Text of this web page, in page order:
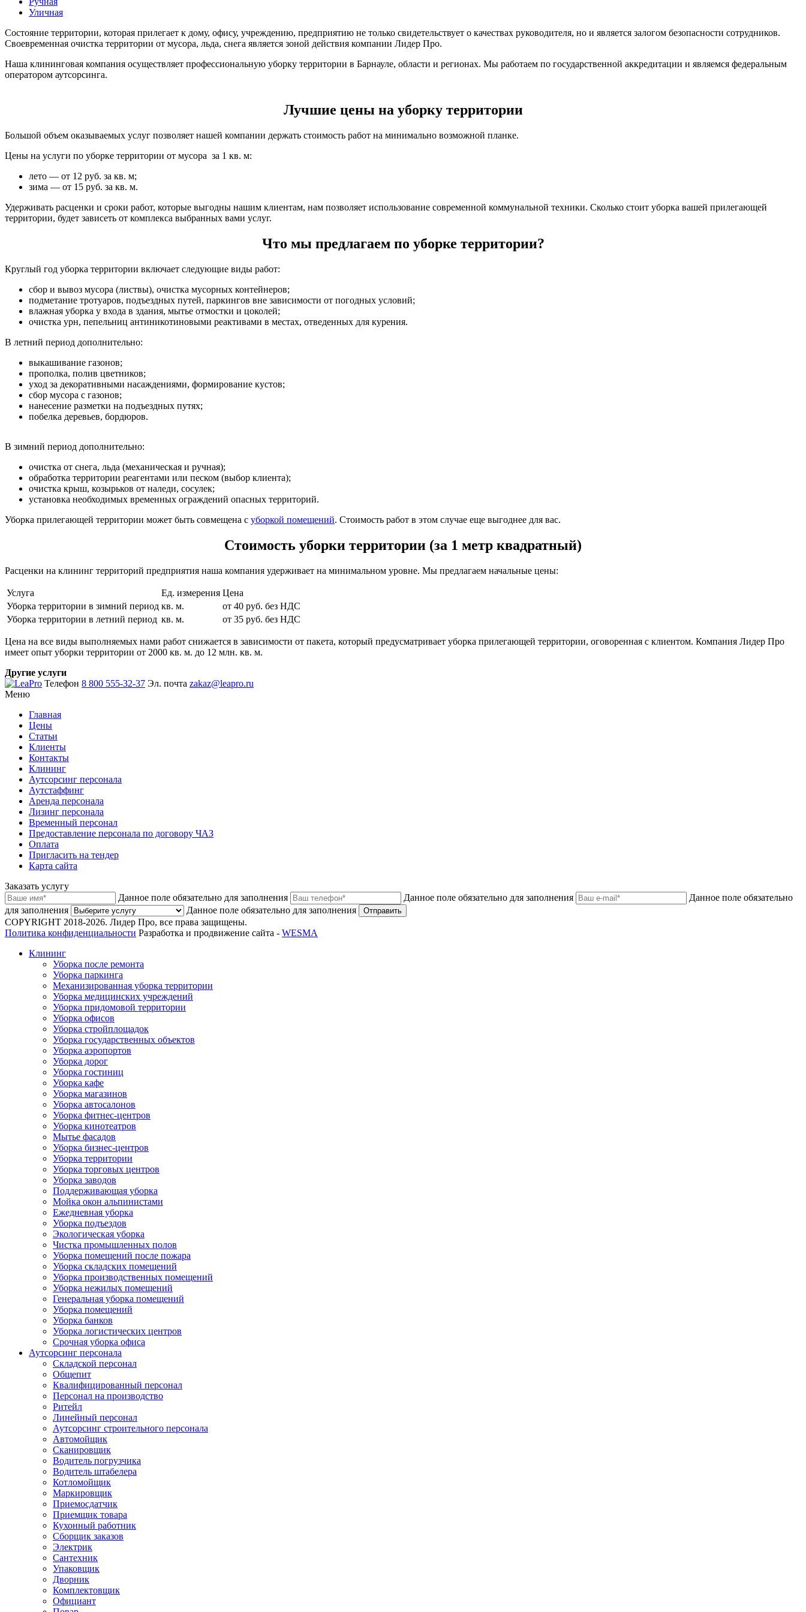
Уличная
Состояние территории, которая прилегает к дому, офису, учреждению, предприятию не только свидетельствует о качествах руководителя, но и является залогом безопасности сотрудников.
Своевременная очистка территории от мусора, льда, снега является зоной действия компании Лидер Про.
Наша клининговая компания осуществляет профессиональную уборку территории в Барнауле, области и регионах. Мы работаем по государственной аккредитации и являемся федеральным
оператором аутсорсинга.
Лучшие цены на уборку территории
Большой объем оказываемых услуг позволяет нашей компании держать стоимость работ на минимально возможной планке.
Цены на услуги по уборке территории от мусора за 1 кв. м:
лето — от 12 руб. за кв. м;
зима — от 15 руб. за кв. м.
Удерживать расценки и сроки работ, которые выгодны нашим клиентам, нам позволяет использование современной коммунальной техники. Сколько стоит уборка вашей прилегающей
территории, будет зависеть от комплекса выбранных вами услуг.
Что мы предлагаем по уборке территории?
Круглый год уборка территории включает следующие виды работ:
сбор и вывоз мусора (листвы), очистка мусорных контейнеров;
подметание тротуаров, подъездных путей, паркингов вне зависимости от погодных условий;
влажная уборка у входа в здания, мытье отмостки и цоколей;
очистка урн, пепельниц антиникотиновыми реактивами в местах, отведенных для курения.
В летний период дополнительно:
выкашивание газонов;
прополка, полив цветников;
уход за декоративными насаждениями, формирование кустов;
сбор мусора с газонов;
нанесение разметки на подъездных путях;
побелка деревьев, бордюров.
В зимний период дополнительно:
очистка от снега, льда (механическая и ручная);
обработка территории реагентами или песком (выбор клиента);
очистка крыш, козырьков от наледи, сосулек;
установка необходимых временных ограждений опасных территорий.
Уборка прилегающей территории может быть совмещена с уборкой помещений. Стоимость работ в этом случае еще выгоднее для вас.
Стоимость уборки территории (за 1 метр квадратный)
Расценки на клининг территорий предприятия наша компания удерживает на минимальном уровне. Мы предлагаем начальные цены:
Услуга Ед. измерения Цена
Уборка территории в зимний период кв. м.
от 40 руб. без НДС
Уборка территории в летний период кв. м. от 35 руб. без НДС
Цена на все виды выполняемых нами работ снижается в зависимости от пакета, который предусматривает уборка прилегающей территории, оговоренная с клиентом. Компания Лидер Про
имеет опыт уборки территории от 2000 кв. м. до 12 млн. кв. м.
Другие услуги
Телефон 8 800 555-32-37 Эл. почта zakaz@leapro.ru
Меню
Главная
Цены
Статьи
Клиенты
Контакты
Клининг
Аутсорсинг персонала
Аутстаффинг
Аренда персонала
Лизинг персонала
Временный персонал
Предоставление персонала по договору ЧАЗ
Оплата
Пригласить на тендер
Карта сайта
Заказать услугу
Данное поле обязательно для заполнения
Данное поле обязательно для заполнения
Данное поле обязательно
для заполнения
Данное поле обязательно для заполнения Отправить
COPYRIGHT 2018-2026. Лидер Про, все права защищены.
Политика конфиденциальности Разработка и продвижение сайта - WESMA
Клининг
Уборка после ремонта
Уборка паркинга
Механизированная уборка территории
Уборка медицинских учреждений
Уборка придомовой территории
Уборка офисов
Уборка стройплощадок
Уборка государственных объектов
Уборка аэропортов
Уборка дорог
Уборка гостиниц
Уборка кафе
Уборка магазинов
Уборка автосалонов
Уборка фитнес-центров
Уборка кинотеатров
Мытье фасадов
Уборка бизнес-центров
Уборка территории
Уборка торговых центров
Уборка заводов
Поддерживающая уборка
Мойка окон альпинистами
Ежедневная уборка
Уборка подъездов
Экологическая уборка
Чистка промышленных полов
Уборка помещений после пожара
Уборка складских помещений
Уборка производственных помещений
Уборка нежилых помещений
Генеральная уборка помещений
Уборка помещений
Уборка банков
Уборка логистических центров
Срочная уборка офиса
Аутсорсинг персонала
Складской персонал
Общепит
Квалифицированный персонал
Персонал на производство
Ритейл
Линейный персонал
Аутсорсинг строительного персонала
Автомойщик
Сканировщик
Водитель погрузчика
Водитель штабелера
Котломойщик
Маркировщик
Приемосдатчик
Приемщик товара
Кухонный работник
Сборщик заказов
Электрик
Сантехник
Упаковщик
Дворник
Комплектовщик
Официант